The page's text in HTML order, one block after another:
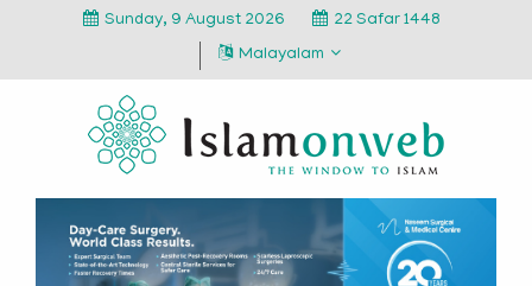
Sunday, 9 August 2026
22 Safar 1448
Malayalam